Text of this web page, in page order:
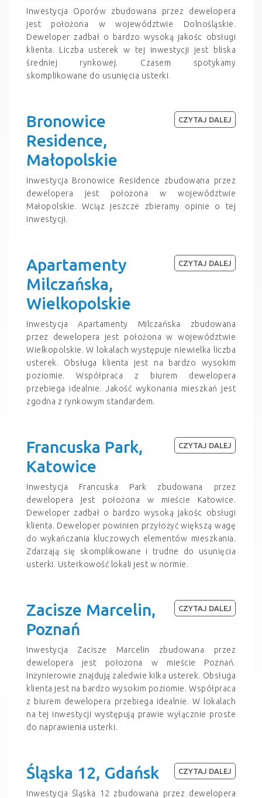
Inwestycja Oporów zbudowana przez dewelopera
jest położona w województwie Dolnośląskie.
Deweloper zadbał o bardzo wysoką jakośc obsługi
klienta. Liczba usterek w tej inwestycji jest bliska
średniej rynkowej. Czasem spotykamy
skomplikowane do usunięcia usterki.
Bronowice
Residence,
Małopolskie
Inwestycja Bronowice Residence zbudowana przez
dewelopera jest położona w województwie
Małopolskie. Wciąz jeszcze zbieramy opinie o tej
inwestycji.
CZYTAJ DALEJ
Apartamenty
Milczańska,
Wielkopolskie
Inwestycja Apartamenty Milczańska zbudowana
przez dewelopera jest położona w województwie
Wielkopolskie. W lokalach występuje niewielka liczba
usterek. Obsługa klienta jest na bardzo wysokim
poziomie. Współpraca z biurem dewelopera
przebiega idealnie. Jakość wykonania mieszkań jest
zgodna z rynkowym standardem.
CZYTAJ DALEJ
Francuska Park,
Katowice
Inwestycja Francuska Park zbudowana przez
dewelopera jest położona w mieście Katowice.
Deweloper zadbał o bardzo wysoką jakośc obsługi
klienta. Deweloper powinien przyłożyć większą wagę
do wykańczania kluczowych elementów mieszkania.
Zdarzają się skomplikowane i trudne do usunięcia
usterki. Usterkowość lokali jest w normie.
CZYTAJ DALEJ
Zacisze Marcelin,
Poznań
Inwestycja Zacisze Marcelin zbudowana przez
dewelopera jest położona w mieście Poznań.
Inżynierowie znajdują zaledwie kilka usterek. Obsługa
klienta jest na bardzo wysokim poziomie. Współpraca
z biurem dewelopera przebiega idealnie. W lokalach
na tej inwestycji występują prawie wyłącznie proste
do naprawienia usterki.
CZYTAJ DALEJ
Śląska 12, Gdańsk
Inwestycja Śląska 12 zbudowana przez dewelopera
CZYTAJ DALEJ